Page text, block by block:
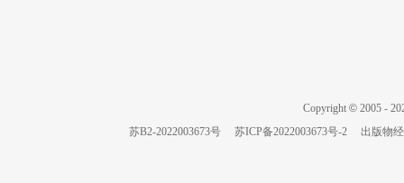
Copyright ©2005 -
苏B2-2022003673号 苏ICP备2022003673号-2 出版物